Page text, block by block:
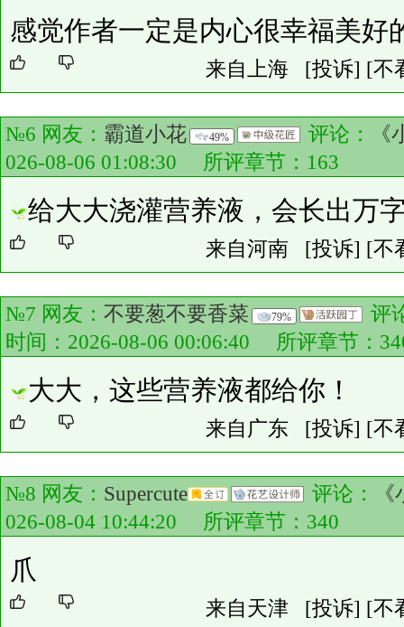
感觉作者一定是内心很幸福美好
来自上海 [投诉] [不
№6 网友： 霸道小花 49% 评论：
026-08-06 01:08:30 所评章节： 163
给大大浇灌营养液，会长出万
来自河南 [投诉] [不
№7 网友： 不要葱不要香菜 79%
评
时间：2026-08-06 00:06:40 所评章节：
大大，这些营养液都给你！
来自广东 [投诉] [不
№8 网友： Supercute 评论：
026-08-04 10:44:20 所评章节： 340
爪
来自天津 [投诉] [不